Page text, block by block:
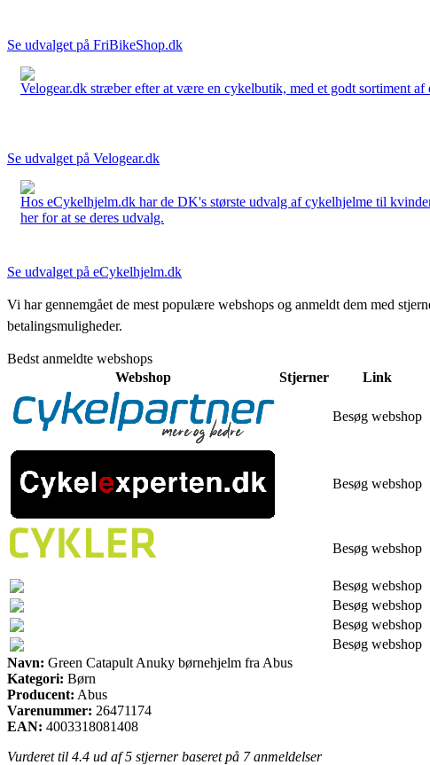
Se udvalget på FriBikeShop.dk
Velogear.dk stræber efter at være en cykelbutik, med et godt sortiment
Se udvalget på Velogear.dk
Hos eCykelhjelm.dk har de DK's største udvalg af cykelhjelme til
her for at se deres udvalg.
Se udvalget på eCykelhjelm.dk
Vi har gennemgået de mest populære webshops og anmeldt dem med
betalingsmuligheder.
Bedst anmeldte webshops
Webshop
Stjerner Link
Besøg webshop
Besøg webshop
Besøg webshop
Besøg webshop
Besøg webshop
Besøg webshop
Besøg webshop
Navn: Green Catapult Anuky børnehjelm fra Abus
Kategori: Børn
Producent: Abus
Varenummer: 26471174
EAN: 4003318081408
Vurderet til 4.4 ud af 5 stjerner baseret på 7anmeldelser